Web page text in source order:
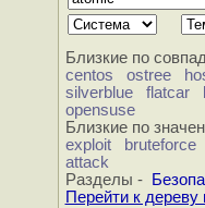
Близкие по
centos
ostree
silverblue
flatcar
opensuse
Близкие по
exploit
bruteforce
attack
Разделы -
Перейти к